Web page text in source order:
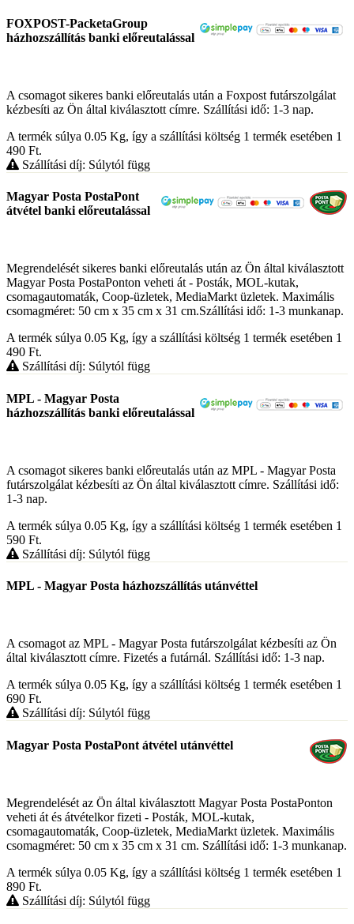
FOXPOST-PacketaGroup
házhozszállítás banki előreutalással
A csomagot sikeres banki előreutalás után a Foxpost futárszolgálat
kézbesíti az Ön által kiválasztott címre. Szállítási idő: 1-3 nap.
A termék súlya 0.05 Kg, így a szállítási költség 1 termék esetében 1
490 Ft.
Szállítási díj: Súlytól függ
Magyar Posta PostaPont
átvétel banki előreutalással
Megrendelését sikeres banki előreutalás után az Ön által kiválasztott
Magyar Posta PostaPonton veheti át - Posták, MOL-kutak,
csomagautomaták, Coop-üzletek, MediaMarkt üzletek. Maximális
csomagméret: 50 cm x 35 cm x 31 cm.Szállítási idő: 1-3 munkanap.
A termék súlya 0.05 Kg, így a szállítási költség 1 termék esetében 1
490 Ft.
Szállítási díj: Súlytól függ
MPL - Magyar Posta
házhozszállítás banki előreutalással
A csomagot sikeres banki előreutalás után az MPL - Magyar Posta
futárszolgálat kézbesíti az Ön által kiválasztott címre. Szállítási idő:
1-3 nap.
A termék súlya 0.05 Kg, így a szállítási költség 1 termék esetében 1
590 Ft.
Szállítási díj: Súlytól függ
MPL - Magyar Posta házhozszállítás utánvéttel
A csomagot az MPL - Magyar Posta futárszolgálat kézbesíti az Ön
által kiválasztott címre. Fizetés a futárnál. Szállítási idő: 1-3 nap.
A termék súlya 0.05 Kg, így a szállítási költség 1 termék esetében 1
690 Ft.
Szállítási díj: Súlytól függ
Magyar Posta PostaPont átvétel utánvéttel
Megrendelését az Ön által kiválasztott Magyar Posta PostaPonton
veheti át és átvételkor fizeti - Posták, MOL-kutak,
csomagautomaták, Coop-üzletek, MediaMarkt üzletek. Maximális
csomagméret: 50 cm x 35 cm x 31 cm. Szállítási idő: 1-3 munkanap.
A termék súlya 0.05 Kg, így a szállítási költség 1 termék esetében 1
890 Ft.
Szállítási díj: Súlytól függ